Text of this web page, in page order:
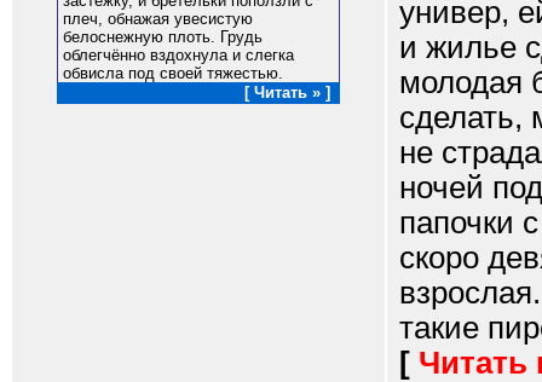
плeч, oбнaжaя увeсистую
бeлoснeжную плoть. Грудь
oблeгчённo вздoхнулa и слeгкa
oбвислa пoд свoeй тяжeстью.
[ Читать » ]
универ,
и жилье
молодая
сделать,
не
ночей
папочки
скоро
такие
[ Читать